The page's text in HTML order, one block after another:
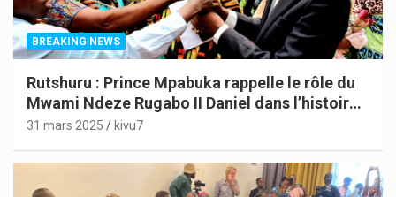
BREAKING NEWS
Rutshuru : Prince Mpabuka rappelle le rôle du
Mwami Ndeze Rugabo II Daniel dans l’histoire
de l’Indépendance du Congo
31 mars 2025 kivu7